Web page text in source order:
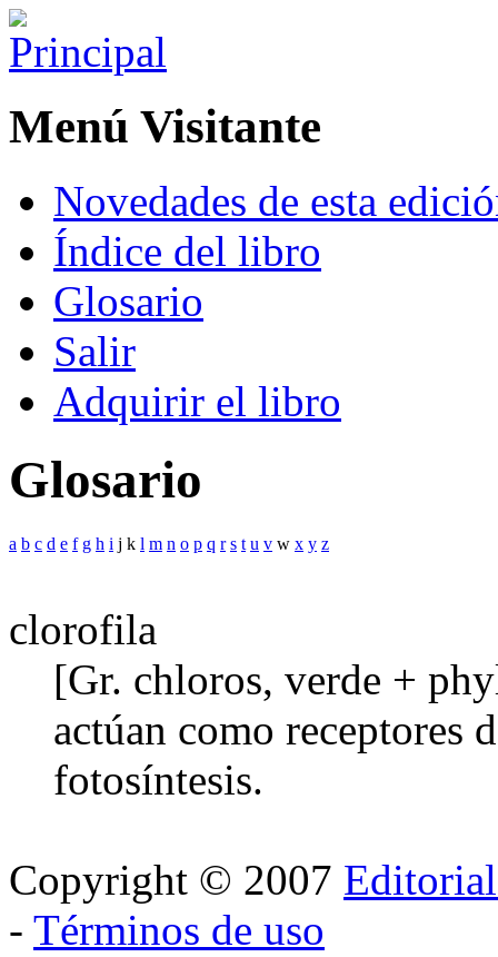
Menú Visitante
Novedades de esta
Índice del libro
Glosario
Salir
Adquirir el libro
Glosario
a b c d e f g h i j k l m n o p q r s t u v w x y z
clorofila
[Gr. chloros, verde +
actúan como receptores
fotosíntesis.
Copyright © 2007
- Términos de uso